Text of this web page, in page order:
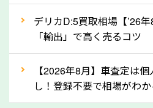
な車は早めに廃車手続きをし
③自動車税の還付金の
ましょう！
車を廃車にすると、自動車税
ができる場合があります。廃
デリカD:5買取相場【’26
「輸出」で高く売るコツ
【2026年8月】車査定は
し！登録不要で相場がわ